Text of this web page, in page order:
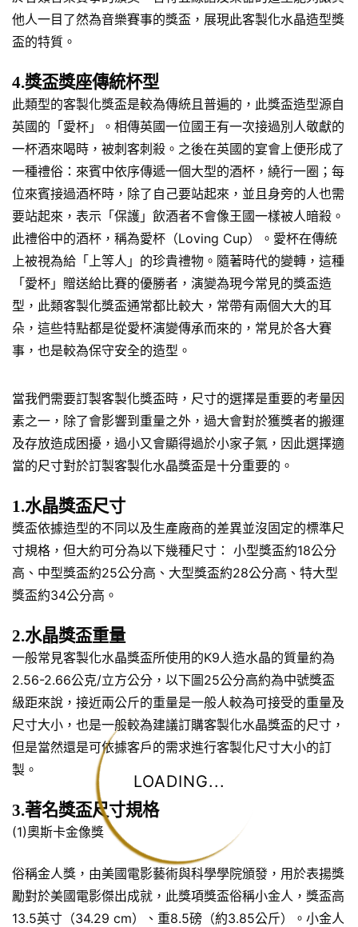
LOADING...
他人一目了然為音樂賽事的獎盃，展現此客製化水晶造型獎
盃的特質。
4.獎盃獎座傳統杯型
此類型的客製化獎盃是較為傳統且普遍的，此獎盃造型源自
英國的「愛杯」。相傳英國一位國王有一次接過別人敬獻的
一杯酒來喝時，被刺客刺殺。之後在英國的宴會上便形成了
一種禮俗：來賓中依序傳遞一個大型的酒杯，繞行一圈；每
位來賓接過酒杯時，除了自己要站起來，並且身旁的人也需
要站起來，表示「保護」飲酒者不會像王國一樣被人暗殺。
此禮俗中的酒杯，稱為愛杯（Loving Cup）。愛杯在傳統
上被視為給「上等人」的珍貴禮物。隨著時代的變轉，這種
「愛杯」贈送給比賽的優勝者，演變為現今常見的獎盃造
型，此類客製化獎盃通常都比較大，常帶有兩個大大的耳
朵，這些特點都是從愛杯演變傳承而來的，常見於各大賽
事，也是較為保守安全的造型。
當我們需要訂製客製化獎盃時，尺寸的選擇是重要的考量因
素之一，除了會影響到重量之外，過大會對於獲獎者的搬運
及存放造成困擾，過小又會顯得過於小家子氣，因此選擇適
當的尺寸對於訂製客製化水晶獎盃是十分重要的。
1.水晶獎盃尺寸
獎盃依據造型的不同以及生產廠商的差異並沒固定的標準尺
寸規格，但大約可分為以下幾種尺寸： 小型獎盃約18公分
高、中型獎盃約25公分高、大型獎盃約28公分高、特大型
獎盃約34公分高。
2.水晶獎盃重量
一般常見客製化水晶獎盃所使用的K9人造水晶的質量約為
2.56-2.66公克/立方公分，以下圖25公分高約為中號獎盃
級距來說，接近兩公斤的重量是一般人較為可接受的重量及
尺寸大小，也是一般較為建議訂購客製化水晶獎盃的尺寸，
但是當然還是可依據客戶的需求進行客製化尺寸大小的訂
製。
3.著名獎盃尺寸規格
(1)奧斯卡金像獎
俗稱金人獎，由美國電影藝術與科學學院頒發，用於表揚獎
勵對於美國電影傑出成就，此獎項獎盃俗稱小金人，獎盃高
13.5英寸（34.29 cm）、重8.5磅（約3.85公斤）。小金人